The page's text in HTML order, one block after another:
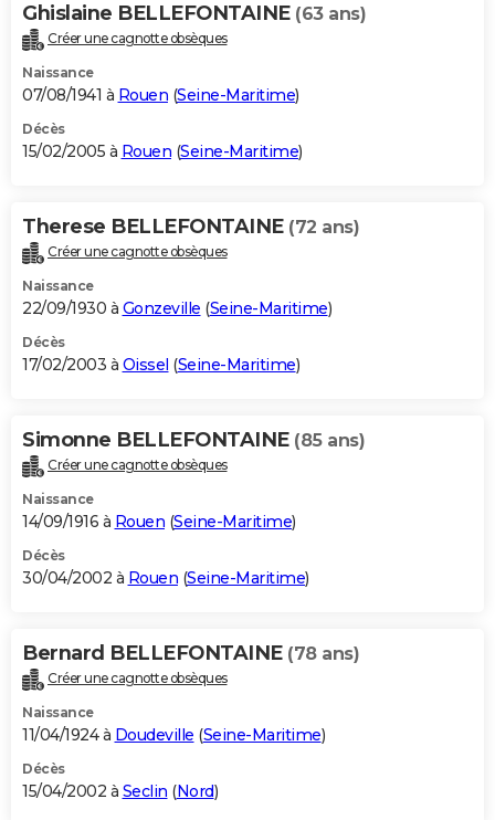
Ghislaine BELLEFONTAINE (63 ans)
Créer une cagnotte obsèques
Naissance
07/08/1941 à Rouen (Seine-Maritime)
Décès
15/02/2005 à Rouen (Seine-Maritime)
Therese BELLEFONTAINE (72 ans)
Créer une cagnotte obsèques
Naissance
22/09/1930 à Gonzeville (Seine-Maritime)
Décès
17/02/2003 à Oissel (Seine-Maritime)
Simonne BELLEFONTAINE (85 ans)
Créer une cagnotte obsèques
Naissance
14/09/1916 à Rouen (Seine-Maritime)
Décès
30/04/2002 à Rouen (Seine-Maritime)
Bernard BELLEFONTAINE (78 ans)
Créer une cagnotte obsèques
Naissance
11/04/1924 à Doudeville (Seine-Maritime)
Décès
15/04/2002 à Seclin (Nord)